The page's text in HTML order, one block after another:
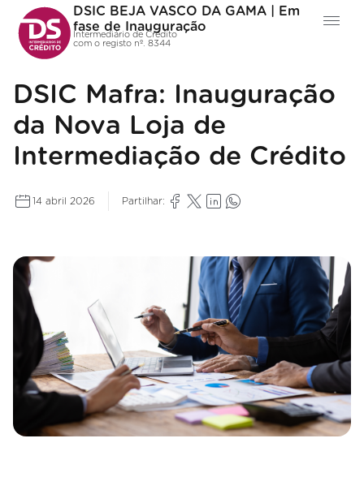
DSIC BEJA VASCO DA GAMA | Em
fase de Inauguração
Intermediário de Crédito
com o registo nº. 8344
DSIC Mafra: Inauguração
da Nova Loja de
Intermediação de Crédito
14 abril 2026 Partilhar: